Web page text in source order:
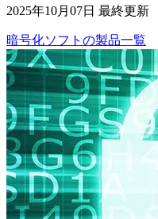
2025年10月07日 最終更新
暗号化ソフト の製品一覧